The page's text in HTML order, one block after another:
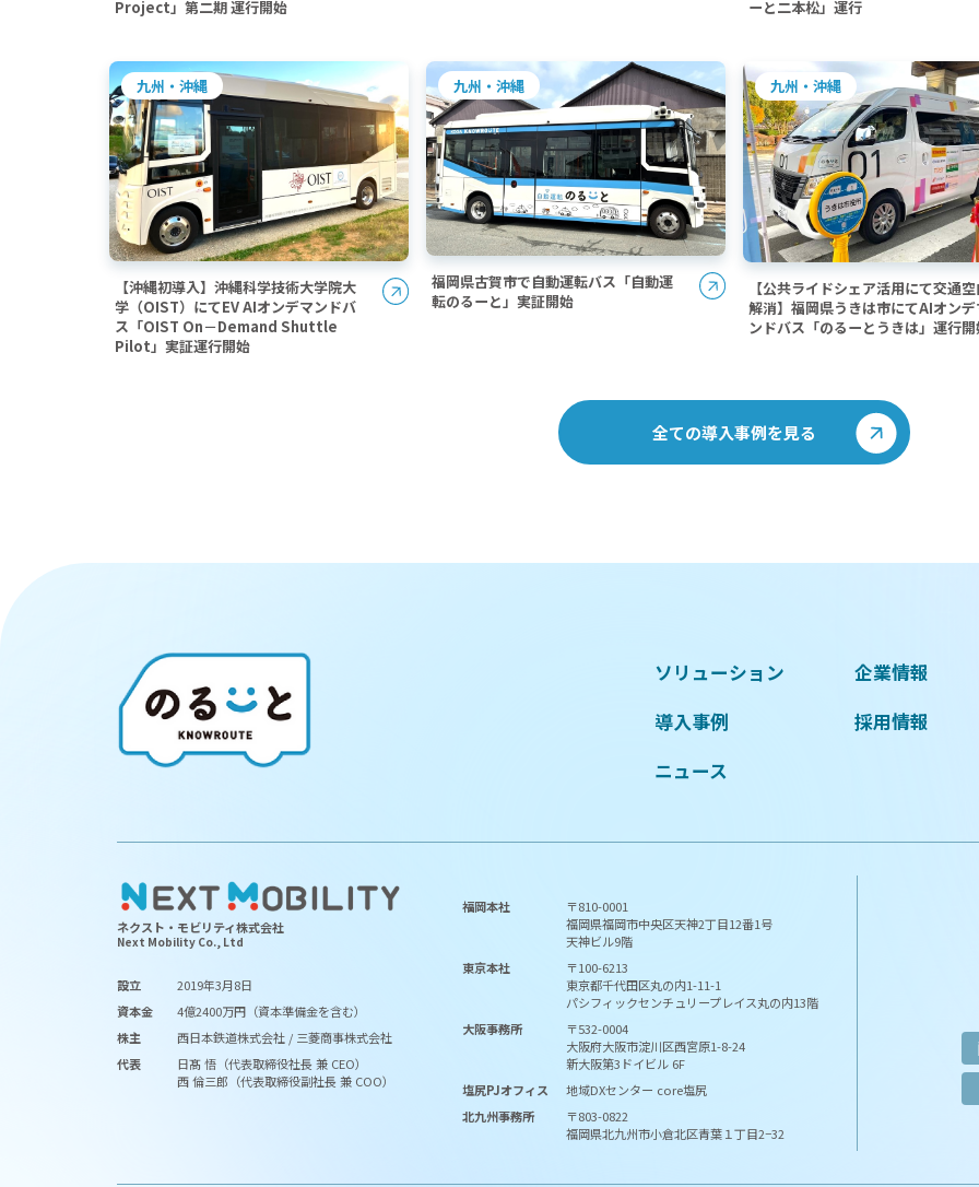
Project」第二期 運行開始
ーと二本松」運行
九州・沖縄
【沖縄初導入】沖縄科学技術大学院大
学（OIST）にてEV AIオンデマンドバ
ス「OIST On－Demand Shuttle
Pilot」実証運行開始
九州・沖縄
福岡県古賀市で自動運転バス「自動運
転のるーと」実証開始
九州・沖縄
【公共ライドシェア活用にて交通
解消】福岡県うきは市にてAIオン
ンドバス「のるーとうきは」運行
全ての導入事例を見る
ソリューション
導入事例
ニュース
企業情報
採用情報
ネクスト・モビリティ株式会社
Next Mobility Co., Ltd
設立
2019年3月8日
資本金
4億2400万円（資本準備金を含む）
株主
西日本鉄道株式会社 / 三菱商事株式会社
代表
日髙 悟（代表取締役社長 兼 CEO）
西 倫三郎（代表取締役副社長 兼 COO）
福岡本社
〒810-0001
福岡県福岡市中央区天神2丁目12番1号
天神ビル9階
東京本社
〒100-6213
東京都千代田区丸の内1-11-1
パシフィックセンチュリープレイス丸の内13階
大阪事務所
〒532-0004
大阪府大阪市淀川区西宮原1-8-24
新大阪第3ドイビル 6F
塩尻PJオフィス
地域DXセンター core塩尻
北九州事務所
〒803-0822
福岡県北九州市小倉北区青葉１丁目2−32